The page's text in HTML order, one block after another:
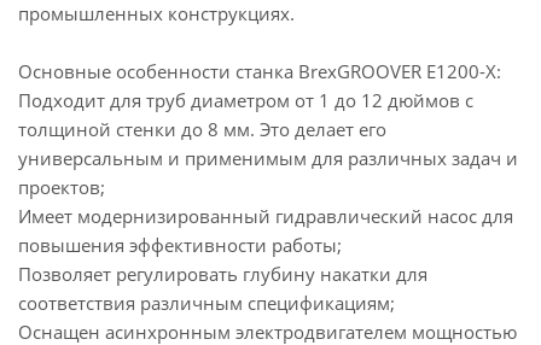
промышленных конструкциях.
Основные особенности станка BrexGROOVER E1200-X:
Подходит для труб диаметром от 1 до 12 дюймов с
толщиной стенки до 8 мм. Это делает его
универсальным и применимым для различных задач и
проектов;
Имеет модернизированный гидравлический насос для
повышения эффективности работы;
Позволяет регулировать глубину накатки для
соответствия различным спецификациям;
Оснащен асинхронным электродвигателем мощностью